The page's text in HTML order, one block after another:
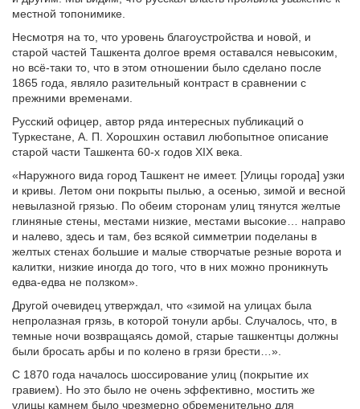
местной топонимике.
Несмотря на то, что уровень благоустройства и новой, и
старой частей Ташкента долгое время оставался невысоким,
но всё-таки то, что в этом отношении было сделано после
1865 года, являло разительный контраст в сравнении с
прежними временами.
Русский офицер, автор ряда интересных публикаций о
Туркестане, А. П. Хорошхин оставил любопытное описание
старой части Ташкента 60-х годов XIX века.
«Наружного вида город Ташкент не имеет. [Улицы города] узки
и кривы. Летом они покрыты пылью, а осенью, зимой и весной
невылазной грязью. По обеим сторонам улиц тянутся желтые
глиняные стены, местами низкие, местами высокие… направо
и налево, здесь и там, без всякой симметрии поделаны в
желтых стенах большие и малые створчатые резные ворота и
калитки, низкие иногда до того, что в них можно проникнуть
едва-едва не ползком».
Другой очевидец утверждал, что «зимой на улицах была
непролазная грязь, в которой тонули арбы. Случалось, что, в
темные ночи возвращаясь домой, старые ташкентцы должны
были бросать арбы и по колено в грязи брести…».
С 1870 года началось шоссирование улиц (покрытие их
гравием). Но это было не очень эффективно, мостить же
улицы камнем было чрезмерно обременительно для